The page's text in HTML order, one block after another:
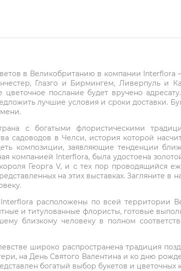
в Великобританию в компании Interflora
Глазго и Бирмингем, Ливерпуль и
цветочное послание будет вручено
лучшие условия и сроки доставки.
с богатыми флористическими
садоводов в Челси, история которой
композиции, заявляющие тенденции
компанией Interflora, была удостоена
Георга V, и с тех пор проводящийся
на этих выставках. Загляните
расположены по всей территории
и титулованные флористы, готовые
близкому человеку в полном
широко распространена традиция
на День Святого Валентина и ко дню
богатый выбор букетов и